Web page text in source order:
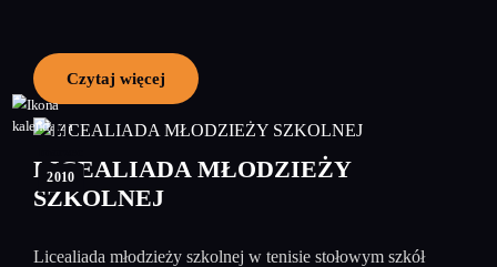
Czytaj więcej
11
2010
LICEALIADA MŁODZIEŻY
SZKOLNEJ
Licealiada młodzieży szkolnej w tenisie stołowym szkół